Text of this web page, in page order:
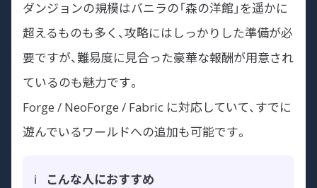
ダンジョンの規模はバニラの「森の洋館」を遥かに
超えるものも多く、攻略にはしっかりした準備が必
要ですが、難易度に見合った豪華な報酬が用意され
ているのも魅力です。
Forge / NeoForge / Fabric に対応していて、すでに
遊んでいるワールドへの追加も可能です。
こんな人におすすめ